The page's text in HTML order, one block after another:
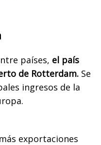
países, el país
de Rotterdam. Se
ingresos de la
exportaciones